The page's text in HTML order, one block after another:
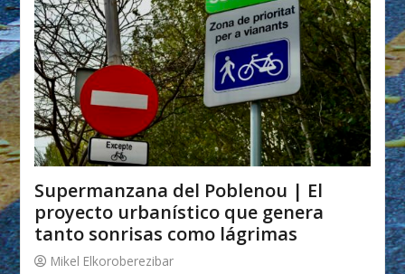
Supermanzana del Poblenou | El
proyecto urbanístico que genera
tanto sonrisas como lágrimas
Mikel Elkoroberezibar